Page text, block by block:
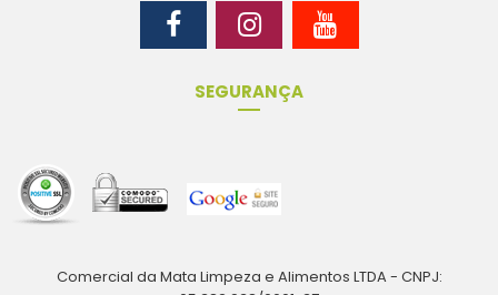
SEGURANÇA
Comercial da Mata Limpeza e Alimentos LTDA - CNPJ: